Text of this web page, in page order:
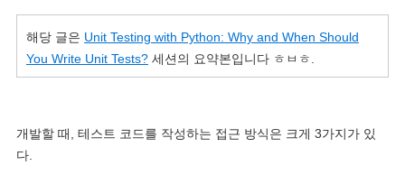
해당 글은 Unit Testing with Python: Why and When Should
You Write Unit Tests? 세션의 요약본입니다 ㅎㅂㅎ.
개발할 때, 테스트 코드를 작성하는 접근 방식은 크게 3가지가 있
다.